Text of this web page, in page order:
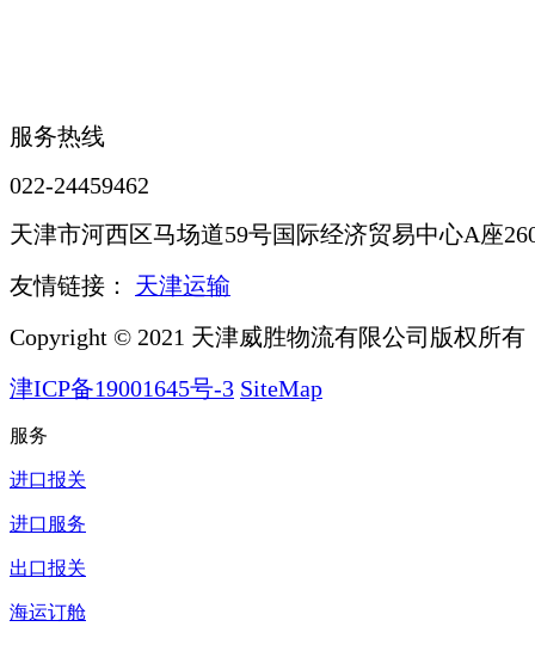
服务热线
022-24459462
天津市河西区马场道59号国际经济贸易中心A座
友情链接： 天津运输
Copyright © 2021 天津威胜物流有限公司版权所有
津ICP备19001645号-3 SiteMap
服务
进口报关
进口服务
出口报关
海运订舱